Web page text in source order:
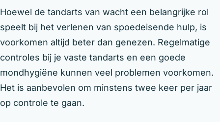
Hoewel de tandarts van wacht een belangrijke rol
speelt bij het verlenen van spoedeisende hulp, is
voorkomen altijd beter dan genezen. Regelmatige
controles bij je vaste tandarts en een goede
mondhygiëne kunnen veel problemen voorkomen.
Het is aanbevolen om minstens twee keer per jaar
op controle te gaan.